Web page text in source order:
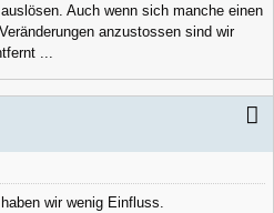
Auch wenn sich manche einen
anzustossen sind wir
...
wir wenig Einfluss.